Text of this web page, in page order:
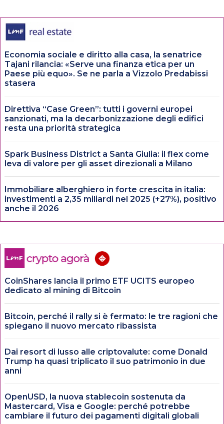
Economia sociale e diritto alla casa, la senatrice
Tajani rilancia: «Serve una finanza etica per un
Paese più equo». Se ne parla a Vizzolo Predabissi
stasera
Direttiva “Case Green”: tutti i governi europei
sanzionati, ma la decarbonizzazione degli edifici
resta una priorità strategica
Spark Business District a Santa Giulia: il flex come
leva di valore per gli asset direzionali a Milano
Immobiliare alberghiero in forte crescita in italia:
investimenti a 2,35 miliardi nel 2025 (+27%), positivo
anche il 2026
CoinShares lancia il primo ETF UCITS europeo
dedicato al mining di Bitcoin
Bitcoin, perché il rally si è fermato: le tre ragioni che
spiegano il nuovo mercato ribassista
Dai resort di lusso alle criptovalute: come Donald
Trump ha quasi triplicato il suo patrimonio in due
anni
OpenUSD, la nuova stablecoin sostenuta da
Mastercard, Visa e Google: perché potrebbe
cambiare il futuro dei pagamenti digitali globali